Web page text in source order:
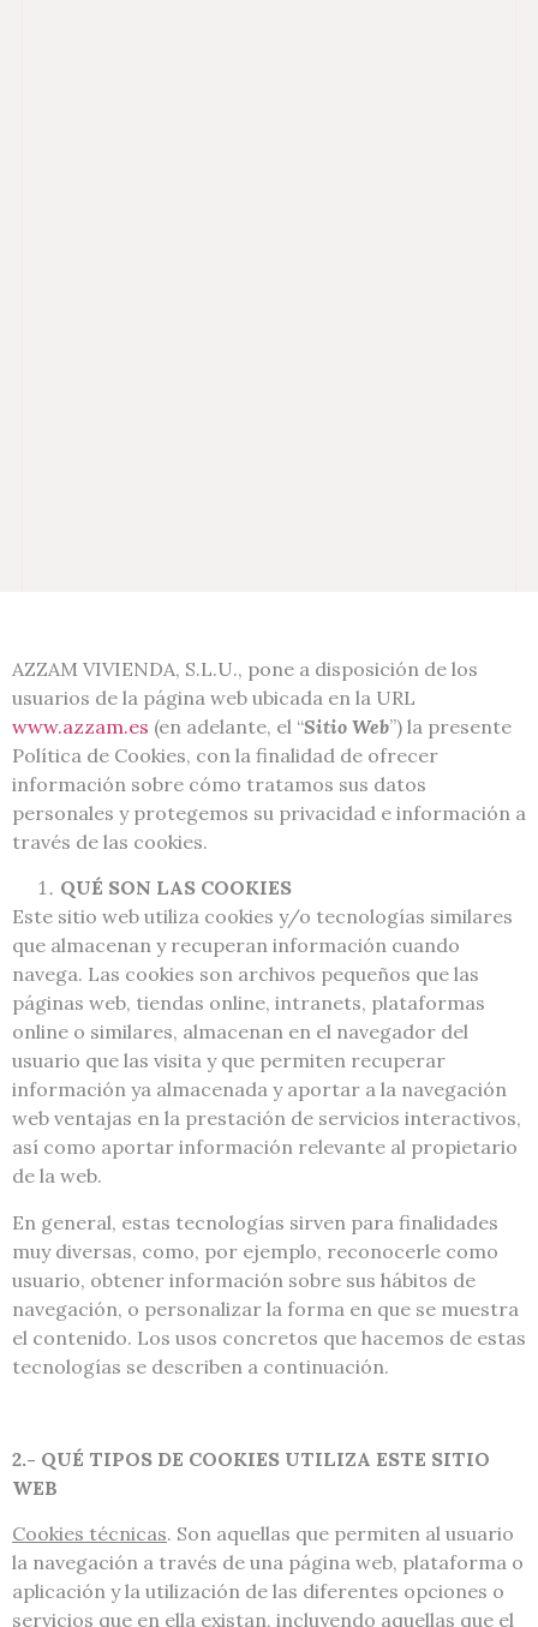
AZZAM VIVIENDA, S.L.U., pone a disposición de los
usuarios de la página web ubicada en la URL
www.azzam.es (en adelante, el “Sitio Web”) la presente
Política de Cookies, con la finalidad de ofrecer
información sobre cómo tratamos sus datos
personales y protegemos su privacidad e información a
través de las cookies.
QUÉ SON LAS COOKIES
Este sitio web utiliza cookies y/o tecnologías similares
que almacenan y recuperan información cuando
navega. Las cookies son archivos pequeños que las
páginas web, tiendas online, intranets, plataformas
online o similares, almacenan en el navegador del
usuario que las visita y que permiten recuperar
información ya almacenada y aportar a la navegación
web ventajas en la prestación de servicios interactivos,
así como aportar información relevante al propietario
de la web.
En general, estas tecnologías sirven para finalidades
muy diversas, como, por ejemplo, reconocerle como
usuario, obtener información sobre sus hábitos de
navegación, o personalizar la forma en que se muestra
el contenido. Los usos concretos que hacemos de estas
tecnologías se describen a continuación.
2.- QUÉ TIPOS DE COOKIES UTILIZA ESTE SITIO
WEB
Cookies técnicas. Son aquellas que permiten al usuario
la navegación a través de una página web, plataforma o
aplicación y la utilización de las diferentes opciones o
servicios que en ella existan, incluyendo aquellas que el